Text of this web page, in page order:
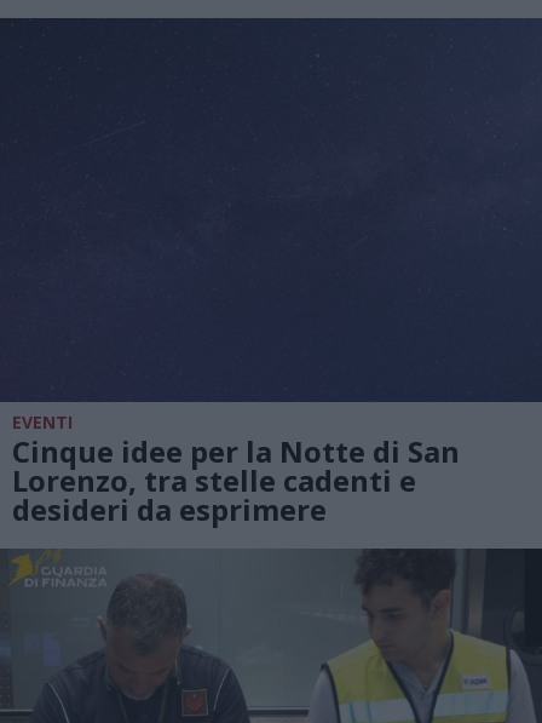
EVENTI
Cinque idee per la Notte di San
Lorenzo, tra stelle cadenti e
desideri da esprimere